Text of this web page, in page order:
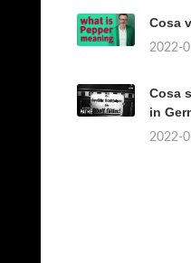
Cosa
2022-
Cosa
in
2022-